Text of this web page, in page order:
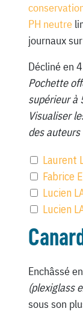
PH neutre
journaux
Décliné en
Pochette
supérieur à
Visualiser
des auteurs
Laurent
Fabrice
Lucien
Lucien
Enchâssé
(plexiglass
sous son